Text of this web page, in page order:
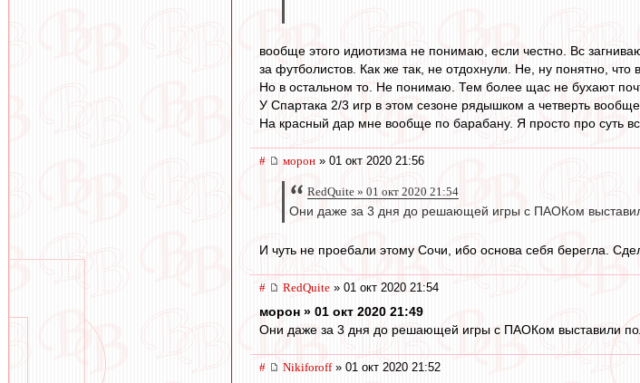
вообще этого идиотизма не понимаю, если честно. Вс
за футболистов. Как же так, не отдохнули. Не, ну понятно, что
Но в остальном то. Не понимаю. Тем более щас не бухают
У Спартака 2/3 игр в этом сезоне рядышком а четверть вообще
На красный дар мне вообще по барабану. Я просто про суть
# морон » 01 окт 2020 21:56
RedQuite » 01 окт 2020 21:54
Они даже за 3 дня до решающей игры с ПАОКом
И чуть не проебали этому Сочи, ибо основа себя берегла.
# RedQuite » 01 окт 2020 21:54
морон » 01 окт 2020 21:49
Они даже за 3 дня до решающей игры с ПАОКом выставили
# Nikiforoff» 01 окт 2020 21:52